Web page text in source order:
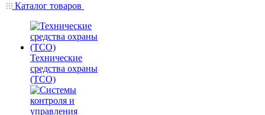
Каталог товаров
Технические
средства охраны
(ТСО)